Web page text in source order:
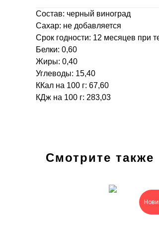
Состав: черный виноград
Сахар: не добавляется
Срок годности: 12 месяцев при
Белки: 0,60
Жиры: 0,40
Углеводы: 15,40
ККал на 100 г: 67,60
КДж на 100 г: 283,03
Смотрите также